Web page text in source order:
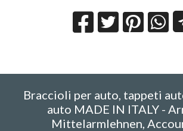
Braccioli per auto, tappeti
auto MADE IN ITALY -
Mittelarmlehnen,